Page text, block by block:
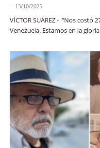
- 13/10/2025
VÍCTOR SUÁREZ - “Nos costó
Venezuela. Estamos en la